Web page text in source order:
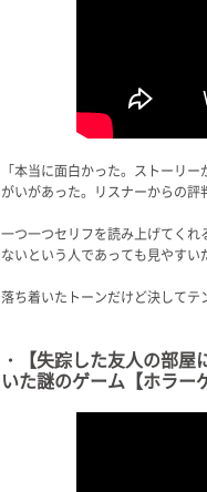
「本当に面白かった。ストーリ
がいがあった。リスナーからの評
一つ一つセリフを読み上げてく
ないという人であっても見やすい
落ち着いたトーンだけど決してテ
・【失踪した友人の部
いた謎のゲーム【ホラー